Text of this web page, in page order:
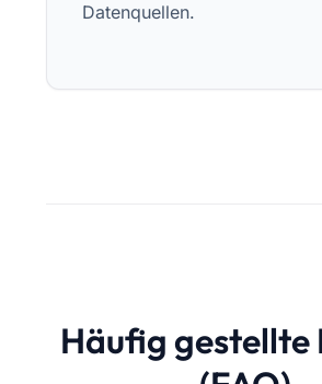
Datenquellen.
Häufig gestellte